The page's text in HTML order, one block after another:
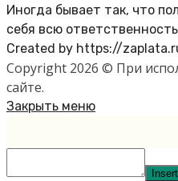
Иногда бывает так, что
себя всю
Created by https://
Copyright 2026 © При
сайте.
Закрыть меню
Insert